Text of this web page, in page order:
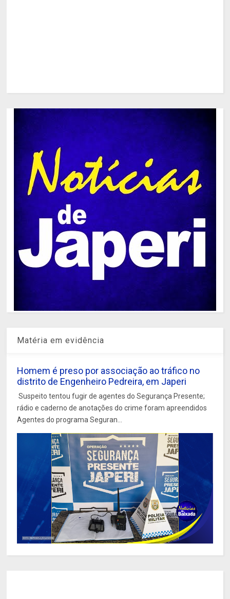
Matéria em evidência
Homem é preso por associação ao tráfico no
distrito de Engenheiro Pedreira, em Japeri
Suspeito tentou fugir de agentes do Segurança Presente;
rádio e caderno de anotações do crime foram apreendidos
Agentes do programa Seguran...